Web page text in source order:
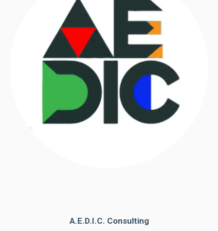
A.E.D.I.C. Consulting